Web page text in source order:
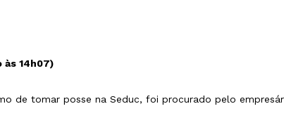
às 14h07)
de tomar posse na Seduc, foi procurado pelo